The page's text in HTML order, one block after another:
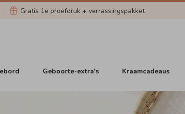
Gratis 1e proefdruk + verrassingspakket
Geboorte-extra's Kraamcadeaus